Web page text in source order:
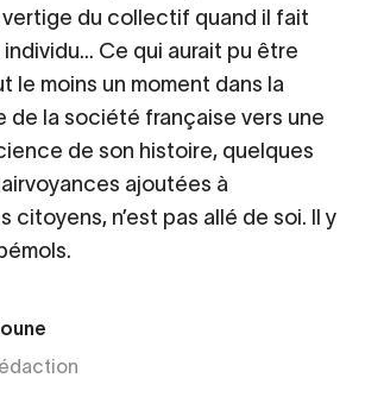
du collectif quand il fait
individu… Ce qui aurait pu être
le moins un moment dans la
de la société française vers une
de son histoire, quelques
ajoutées à
citoyens, n’est pas allé de soi. Il y